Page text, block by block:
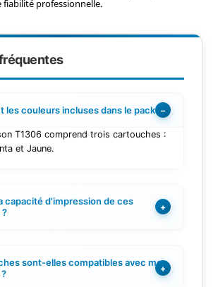
fiabilité professionnelle.
les couleurs incluses dans le pack ?−
T1306 comprend trois cartouches :
et Jaune.
capacité d'impression de ces
+
sont-elles compatibles avec mon
+